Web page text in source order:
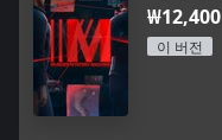
₩12,400
이 버전